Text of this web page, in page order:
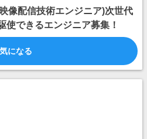
像配信技術エンジニア)次世代
使できるエンジニア募集！
気になる